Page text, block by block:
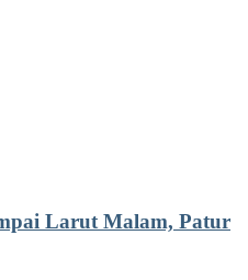
Larut Malam, Patur